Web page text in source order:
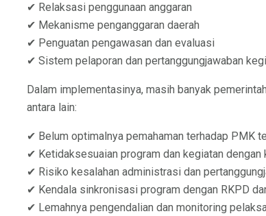
✔ Relaksasi penggunaan anggaran
✔ Mekanisme penganggaran daerah
✔ Penguatan pengawasan dan evaluasi
✔ Sistem pelaporan dan pertanggungjawaban
Dalam implementasinya, masih banyak
antara lain:
✔ Belum optimalnya pemahaman terhadap PMK
✔ Ketidaksesuaian program dan kegiatan dengan
✔ Risiko kesalahan administrasi dan
✔ Kendala sinkronisasi program dengan RKPD
✔ Lemahnya pengendalian dan monitoring